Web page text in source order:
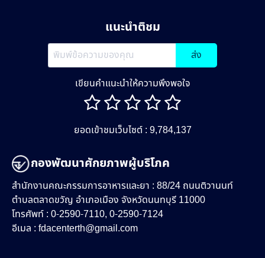
แนะนำติชม
ส่ง
เขียนคำแนะนำให้ความพึงพอใจ
ยอดเข้าชมเว็บไซต์ : 9,784,137
กองพัฒนาศักยภาพผู้บริโภค
สำนักงานคณะกรรมการอาหารและยา : 88/24 ถนนติวานนท์
ตำบลตลาดขวัญ อำเภอเมือง จังหวัดนนทบุรี 11000
โทรศัพท์ : 0-2590-7110, 0-2590-7124
อีเมล : fdacenterth@gmail.com